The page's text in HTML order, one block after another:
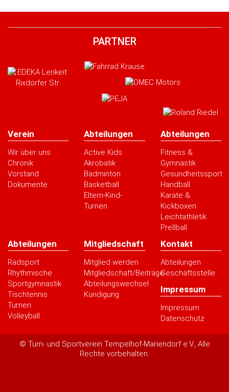
PARTNER
Verein
Wir über uns
Chronik
Vorstand
Dokumente
Abteilungen
Active Kids
Akrobatik
Badminton
Basketball
Eltern-Kind-
Turnen
Abteilungen
Fitness &
Gymnastik
Gesundheitssport
Handball
Karate &
Kickboxen
Leichtathletik
Prellball
Abteilungen
Radsport
Rhythmische
Sportgymnastik
Tischtennis
Turnen
Volleyball
Mitgliedschaft
Mitglied werden
Mitgliedschaft/Beiträge
Abteilungswechsel
Kündigung
Kontakt
Abteilungen
Geschäftsstelle
Impressum
Impressum
Datenschutz
© Turn- und Sportverein Tempelhof-Mariendorf e.V., Alle
Rechte vorbehalten.